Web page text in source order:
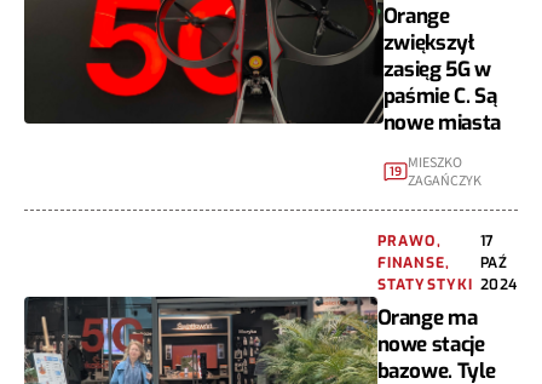
Orange
zwiększył
zasięg 5G w
paśmie C. Są
nowe miasta
19 MIESZKO
ZAGAŃCZYK
PRAWO,
FINANSE,
STATYSTYKI
17
PAŹ
2024
Orange ma
nowe stacje
bazowe. Tyle